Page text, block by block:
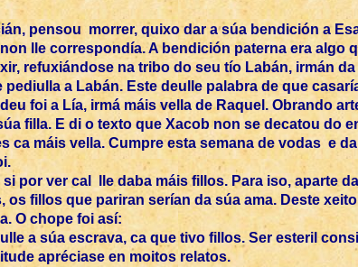
pensou morrer, quixo dar a súa bendición a
lle correspondía. A bendición paterna era algo
refuxiándose na tribo do seu tío Labán, irmán
a Labán. Este deulle palabra de que
foi a Lía, irmá máis vella de Raquel. Obrando
filla. E di o texto que Xacob non se decatou do
ca máis vella. Cumpre esta semana de vodas e
por ver cal lle daba máis fillos. Para iso, aparte
fillos que pariran serían da súa ama. Deste
O chope foi así:
a súa escrava, ca que tivo fillos. Ser esteril
apréciase en moitos relatos.